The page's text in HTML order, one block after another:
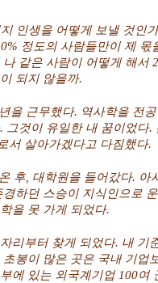
인생을 어떻게 보낼 것인
정도의 사람들만이 제
같은 사람이 어떻게 해
되지 않을까.
을 근무했다. 역사학을 전
그것이 유일한 내 꿈이었
서 살아가겠다고 다짐했다.
후, 대학원을 들어갔다.
경하던 스승이 지식인으로
을 못 가게 되었다.
리부터 찾게 되었다. 내
봉이 많은 곳은 국내기업
에 있는 외국계기업 100